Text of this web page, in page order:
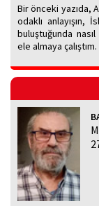
Bir önceki yazıda,
odaklı anlayışın,
buluştuğunda
ele almaya çalıştım.